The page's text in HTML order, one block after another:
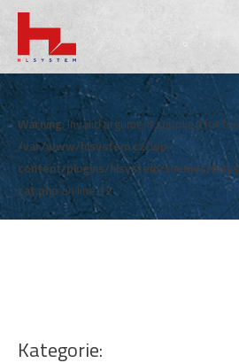
Kategorie:
Warning: Invalid argument supplied for
/var/www/hlsystem.cz/wp-
content/plugins/hlsystem/themes/
cat.phpon line12